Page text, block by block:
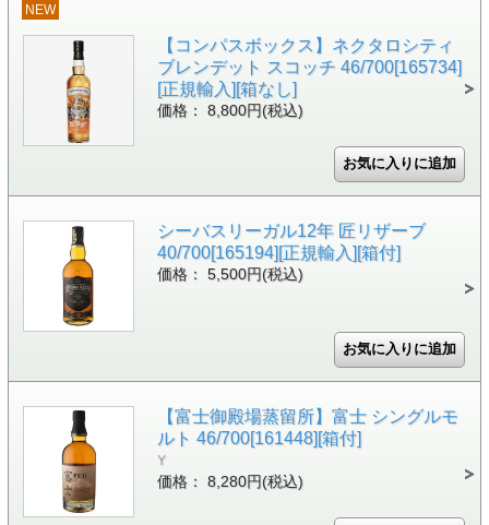
NEW
【コンパスボックス】ネクタロシティ
ブレンデット スコッチ 46/700[165734]
[正規輸入][箱なし]
価格： 8,800円(税込)
シーバスリーガル12年 匠リザーブ
40/700[165194][正規輸入][箱付]
価格： 5,500円(税込)
【富士御殿場蒸留所】富士 シングルモ
ルト 46/700[161448][箱付]
Y
価格： 8,280円(税込)